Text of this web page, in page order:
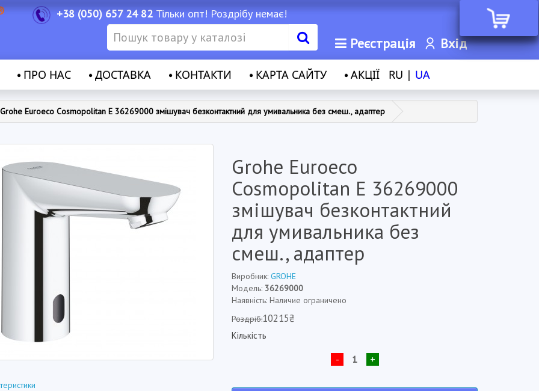
+38 (050) 657 24 82Тільки опт! Роздрібу немає!
Реєстрація Вхід
ПРО НАС ДОСТАВКА КОНТАКТИ КАРТА САЙТУ АКЦІЇ RU | UA
Grohe Euroeco Cosmopolitan E 36269000 змішувач безконтактний для умивальника без смеш., адаптер
Grohe Euroeco
Cosmopolitan E 36269000
змішувач безконтактний
для умивальника без
смеш., адаптер
Виробник:GROHE
Модель: 36269000
Наявність: Наличие ограничено
Роздріб:10215₴
Кількість
- +